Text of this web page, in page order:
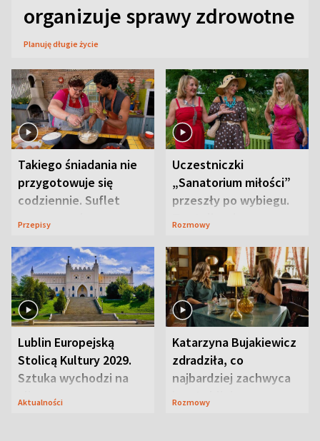
organizuje sprawy zdrowotne
Planuję długie życie
Takiego śniadania nie
przygotowuje się
codziennie. Suflet
serowy zachwyca
Przepisy
Uczestniczki
„Sanatorium miłości”
przeszły po wybiegu.
Te stylizacje
Rozmowy
Lublin Europejską
Stolicą Kultury 2029.
Sztuka wychodzi na
ulice
Aktualności
Katarzyna Bujakiewicz
zdradziła, co
najbardziej zachwyca
ją w Lublinie
Rozmowy